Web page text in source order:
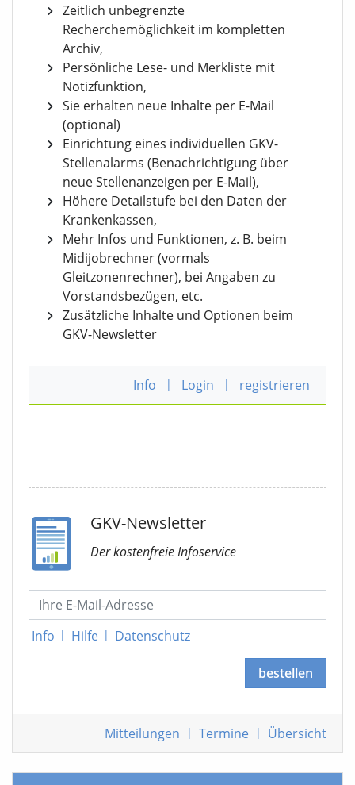
Zeitlich unbegrenzte
Recherchemöglichkeit im kompletten
Archiv,
Persönliche Lese- und Merkliste mit
Notizfunktion,
Sie erhalten neue Inhalte per E-Mail
(optional)
Einrichtung eines individuellen GKV-
Stellenalarms (Benachrichtigung über
neue Stellenanzeigen per E-Mail),
Höhere Detailstufe bei den Daten der
Krankenkassen,
Mehr Infos und Funktionen, z. B. beim
Midijobrechner (vormals
Gleitzonenrechner), bei Angaben zu
Vorstandsbezügen, etc.
Zusätzliche Inhalte und Optionen beim
GKV-Newsletter
Info | Login | registrieren
GKV-Newsletter
Der kostenfreie Infoservice
Info | Hilfe | Datenschutz
bestellen
Mitteilungen | Termine | Übersicht